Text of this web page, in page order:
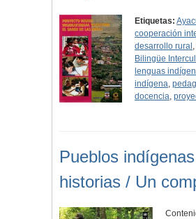
Etiquetas:
cooperación
desarrollo rural ,
Bilingüe
lenguas
indígena,
docencia,
Pueblos
historias / Un